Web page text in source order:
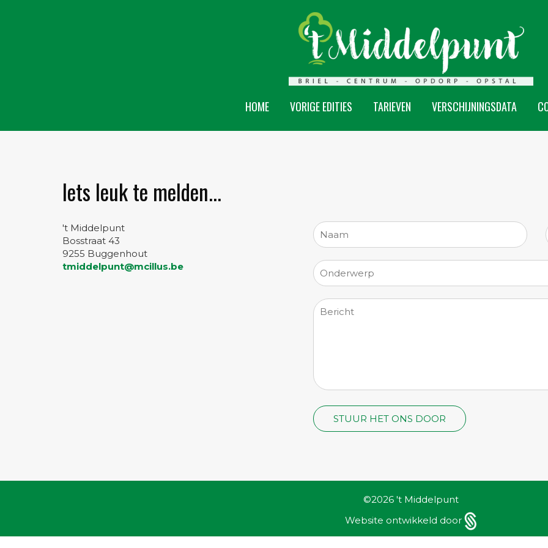
HOME VORIGE EDITIES TARIEVEN VERSCHIJNINGSDATA
Iets leuk te melden...
't Middelpunt
Bosstraat 43
9255 Buggenhout
tmiddelpunt@mcillus.be
©2026 't Middelpunt
Website ontwikkeld door